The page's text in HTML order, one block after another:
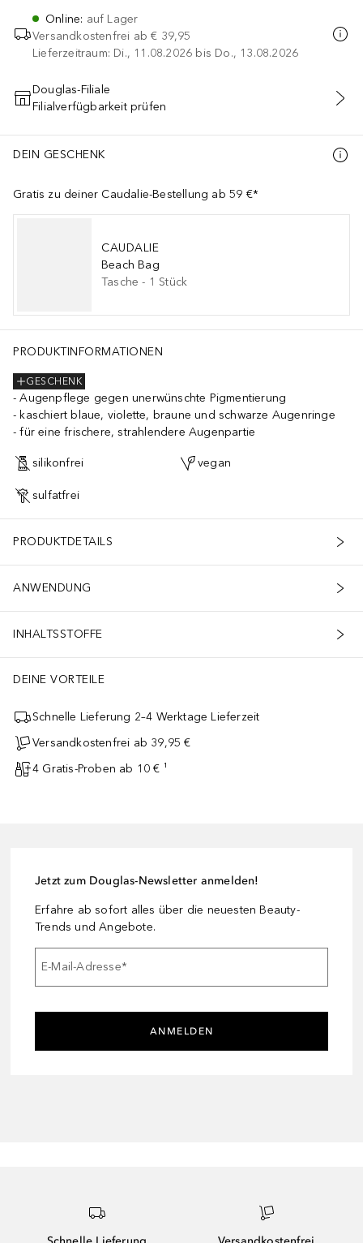
Online: auf Lager
Versandkostenfrei ab € 39,95
Lieferzeitraum: Di., 11.08.2026 bis Do., 13.08.2026
IN DEN WARENKORB
Douglas-Filiale
Filialverfügbarkeit prüfen
DEIN GESCHENK
Gratis zu deiner Caudalie-Bestellung ab 59 €*
CAUDALIE
Beach Bag
Tasche - 1 Stück
PRODUKTINFORMATIONEN
GESCHENK
Augenpflege gegen unerwünschte Pigmentierung
kaschiert blaue, violette, braune und schwarze Augenringe
für eine frischere, strahlendere Augenpartie
silikonfrei vegan
sulfatfrei
PRODUKTDETAILS
ANWENDUNG
INHALTSSTOFFE
DEINE VORTEILE
Schnelle Lieferung 2–4 Werktage Lieferzeit
Versandkostenfrei ab 39,95 €
4 Gratis-Proben ab 10 € ¹
Jetzt zum Douglas-Newsletter anmelden!
Erfahre ab sofort alles über die neuesten Beauty-
Trends und Angebote.
E-Mail-Adresse*
ANMELDEN